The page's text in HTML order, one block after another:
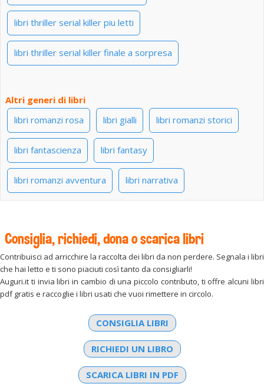
libri thriller serial killer piu letti
libri thriller serial killer finale a sorpresa
Altri generi di libri
libri romanzi rosa
libri gialli libri romanzi storici
libri fantascienza libri fantasy
libri romanzi avventura libri narrativa
Consiglia, richiedi, dona o scarica libri
Contribuisci ad arricchire la raccolta dei libri da non perdere. Segnala i libri
che hai letto e ti sono piaciuti così tanto da consigliarli!
Auguri.it ti invia libri in cambio di una piccolo contributo, ti offre alcuni libri
pdf gratis e raccoglie i libri usati che vuoi rimettere in circolo.
CONSIGLIA LIBRI
RICHIEDI UN LIBRO
SCARICA LIBRI IN PDF